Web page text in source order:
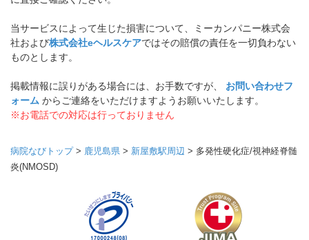
当サービスによって生じた損害について、ミーカンパニー株式会
社および株式会社eヘルスケアではその賠償の責任を一切負わない
ものとします。
掲載情報に誤りがある場合には、お手数ですが、 お問い合わせフ
ォーム からご連絡をいただけますようお願いいたします。
※お電話での対応は行っておりません
病院なびトップ> 鹿児島県 > 新屋敷駅周辺 > 多発性硬化症/視神経脊髄
炎(NMOSD)